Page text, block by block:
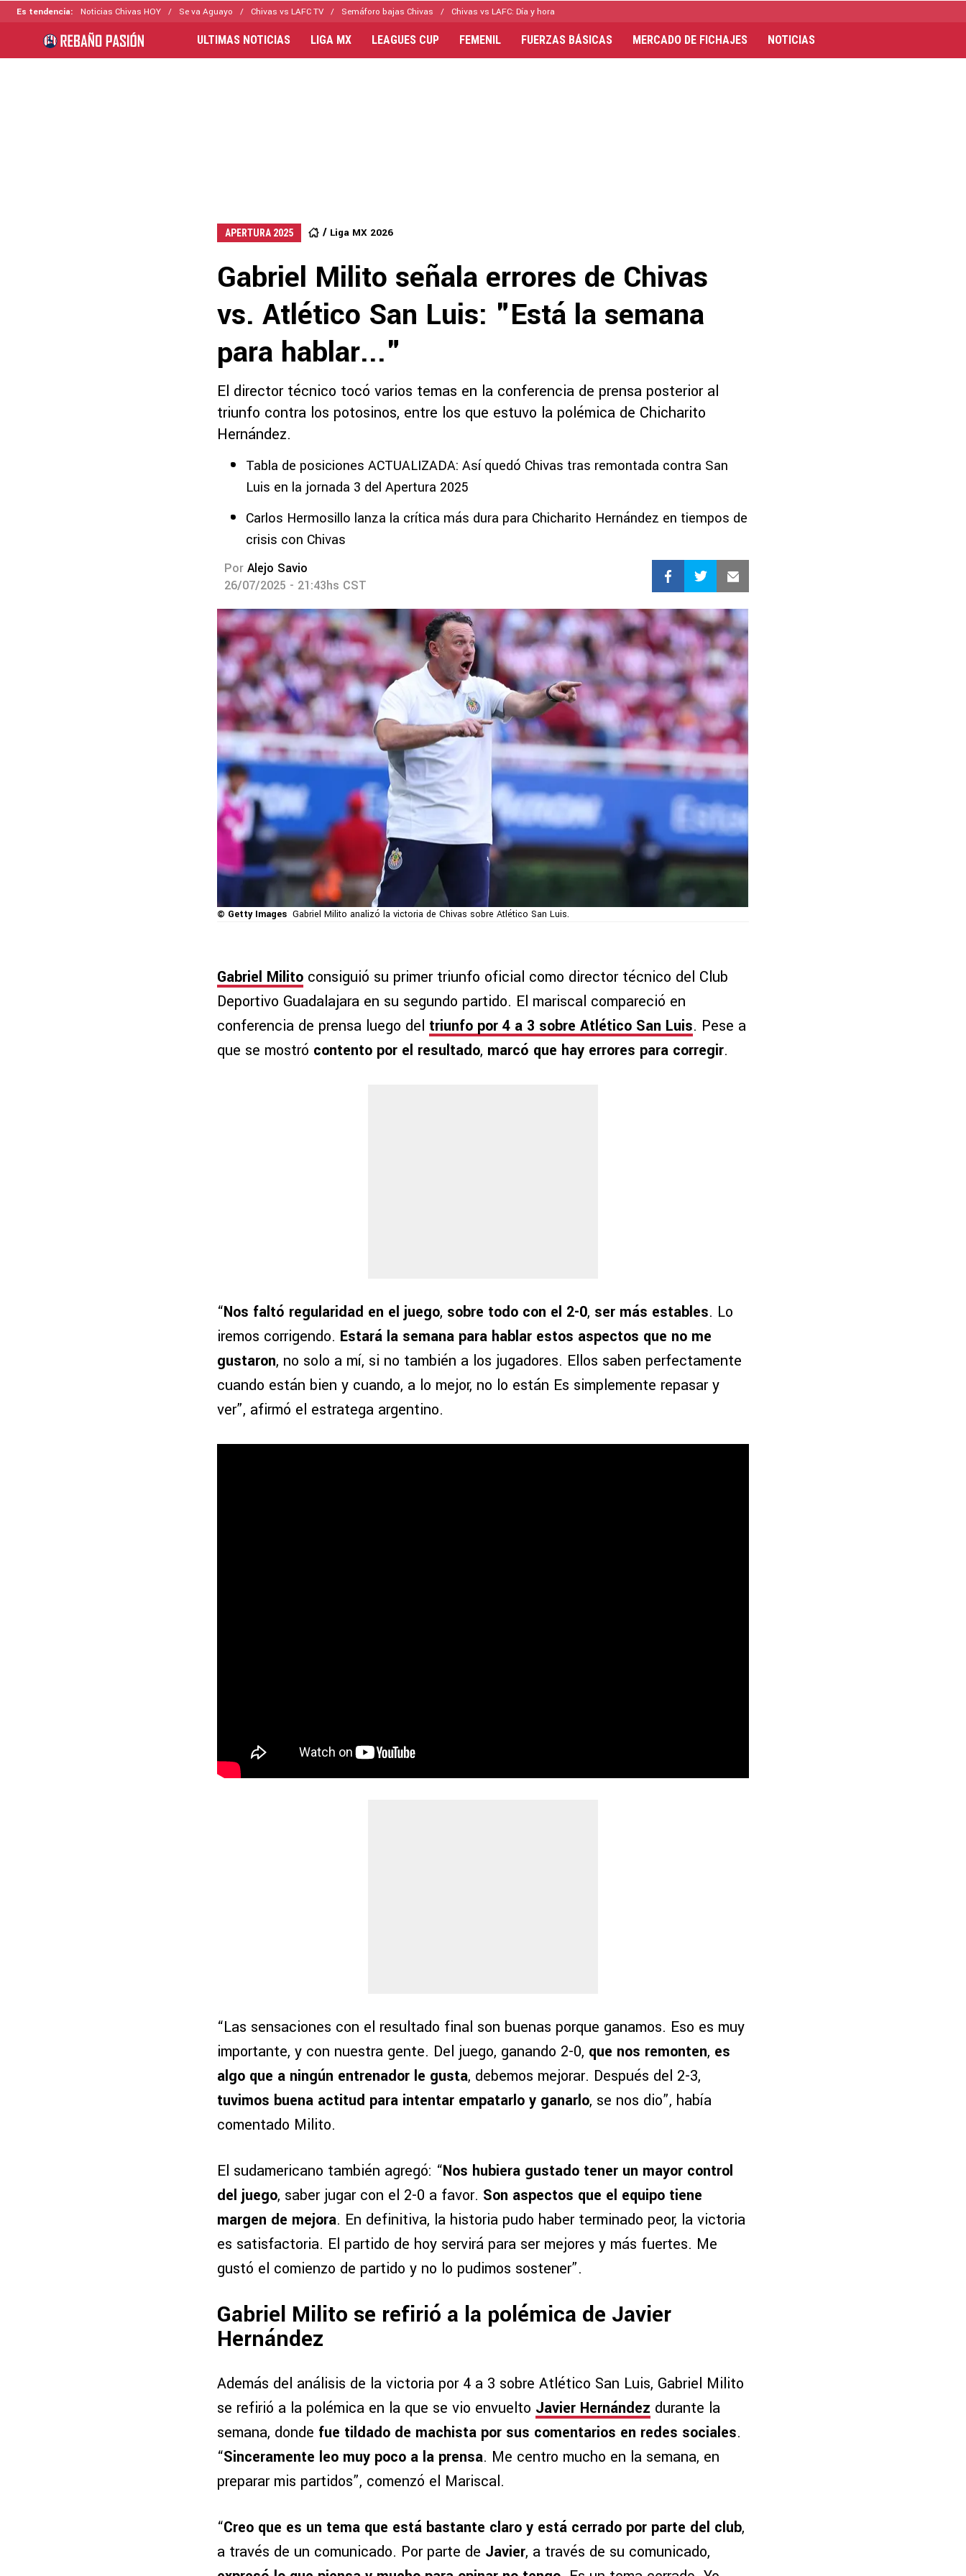
Es tendencia: Noticias Chivas HOY Se va Aguayo Chivas vs LAFC TV Semáforo bajas Chivas Chivas vs LAFC: Día y hora
ULTIMAS NOTICIAS LIGA MX LEAGUES CUP FEMENIL FUERZAS BÁSICAS MERCADO DE FICHAJES NOTICIAS
APERTURA 2025 Liga MX 2026
Gabriel Milito señala errores de Chivas
vs. Atlético San Luis: "Está la semana
para hablar..."
El director técnico tocó varios temas en la conferencia de prensa posterior al
triunfo contra los potosinos, entre los que estuvo la polémica de Chicharito
Hernández.
Tabla de posiciones ACTUALIZADA: Así quedó Chivas tras remontada contra San
Luis en la jornada 3 del Apertura 2025
Carlos Hermosillo lanza la crítica más dura para Chicharito Hernández en tiempos de
crisis con Chivas
Por Alejo Savio
26/07/2025 - 21:43hs CST
© Getty Images Gabriel Milito analizó la victoria de Chivas sobre Atlético San Luis.
Gabriel Milito consiguió su primer triunfo oficial como director técnico del Club
Deportivo Guadalajara en su segundo partido. El mariscal compareció en
conferencia de prensa luego del triunfo por 4 a 3 sobre Atlético San Luis. Pese a
que se mostró contento por el resultado, marcó que hay errores para corregir.
“Nos faltó regularidad en el juego, sobre todo con el 2-0, ser más estables. Lo
iremos corrigendo. Estará la semana para hablar estos aspectos que no me
gustaron, no solo a mí, si no también a los jugadores. Ellos saben perfectamente
cuando están bien y cuando, a lo mejor, no lo están Es simplemente repasar y
ver”, afirmó el estratega argentino.
“Las sensaciones con el resultado final son buenas porque ganamos. Eso es muy
importante, y con nuestra gente. Del juego, ganando 2-0, que nos remonten, es
algo que a ningún entrenador le gusta, debemos mejorar. Después del 2-3,
tuvimos buena actitud para intentar empatarlo y ganarlo, se nos dio”, había
comentado Milito.
El sudamericano también agregó: “Nos hubiera gustado tener un mayor control
del juego, saber jugar con el 2-0 a favor. Son aspectos que el equipo tiene
margen de mejora. En definitiva, la historia pudo haber terminado peor, la victoria
es satisfactoria. El partido de hoy servirá para ser mejores y más fuertes. Me
gustó el comienzo de partido y no lo pudimos sostener”.
Gabriel Milito se refirió a la polémica de Javier
Hernández
Además del análisis de la victoria por 4 a 3 sobre Atlético San Luis, Gabriel Milito
se refirió a la polémica en la que se vio envuelto Javier Hernández durante la
semana, donde fue tildado de machista por sus comentarios en redes sociales.
“Sinceramente leo muy poco a la prensa. Me centro mucho en la semana, en
preparar mis partidos”, comenzó el Mariscal.
“Creo que es un tema que está bastante claro y está cerrado por parte del club,
a través de un comunicado. Por parte de Javier, a través de su comunicado,